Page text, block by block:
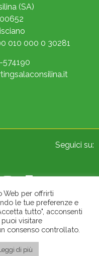
(SA)
010 000 0 30281
574190
Seguici su:
All Rights Reserved.
Web per offrirti
le tue preferenze e
tutto", acconsenti
visitare
consenso controllato.
di più